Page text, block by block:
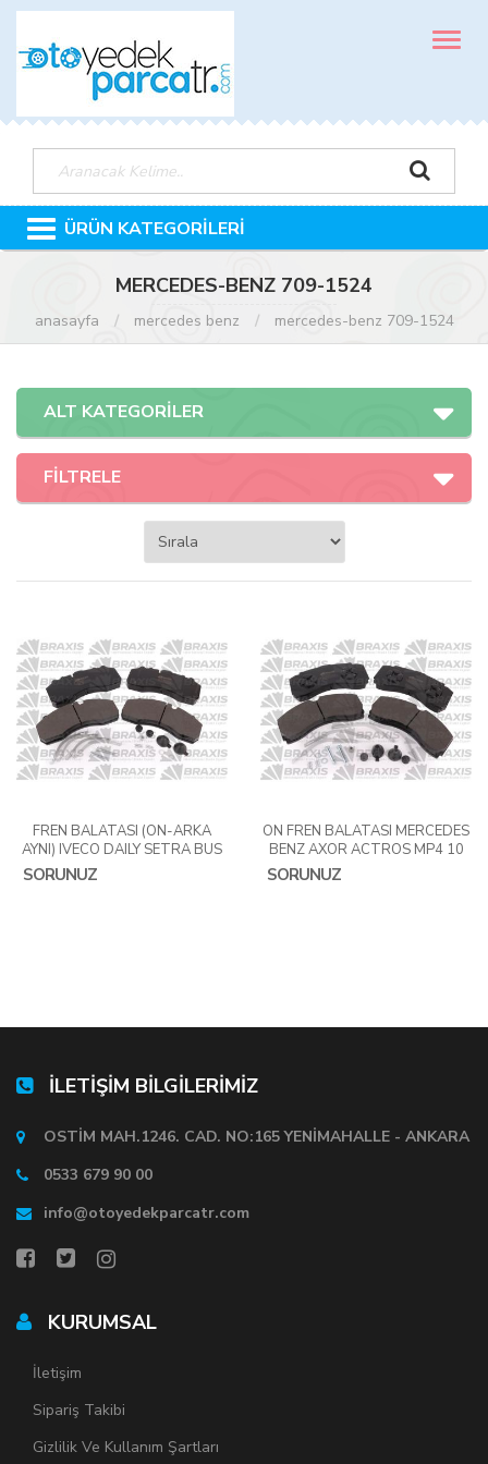
MENÜ
ÜRÜN KATEGORİLERİ
MERCEDES-BENZ 709-1524
anasayfa mercedes benz mercedes-benz 709-1524
ALT KATEGORİLER
FİLTRELE
FREN BALATASI (ÖN-ARKA
AYNI) IVECO DAILY SETRA BUS
O403 MERCEDES BENZ ATEGO
ECONIS CITO TOURISMO
SORUNUZ
ÖN FREN BALATASI MERCEDES
BENZ AXOR ACTROS MP4 10
AROCS ANTOS 1842 1835
1848 2036 2040
SORUNUZ
İLETİŞİM BİLGİLERİMİZ
OSTİM MAH.1246. CAD. NO:165 YENİMAHALLE - ANKARA
0533 679 90 00
info@otoyedekparcatr.com
KURUMSAL
İletişim
Sipariş Takibi
Gizlilik Ve Kullanım Şartları